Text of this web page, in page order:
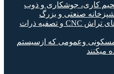
کاری، جوشکاری و ذوب
صنعتی و بزرگ
تصفیه دود دستگاه های تراش CNC و تصفیه ذرات
وعمومی که ازسیستم
میکنند